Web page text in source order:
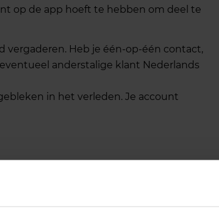
op de app hoeft te hebben om deel te
Heb je één-op-één contact,
anderstalige klant Nederlands
in het verleden. Je account
Office 365, maar is ook als losse app
te videobellen, maar meer een